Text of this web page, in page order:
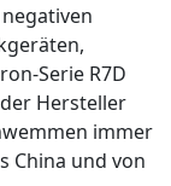
Serie R7D
der Hersteller
immer
China und von